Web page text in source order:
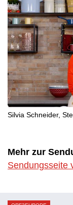
Silvia Schneider,
Mehr zur
Sendungsseite